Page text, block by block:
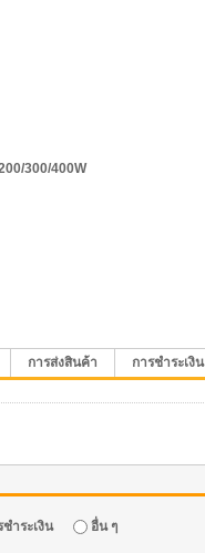
300/400W
การส่งสินค้า การชำระเงิน
ชำระเงิน อื่น ๆ